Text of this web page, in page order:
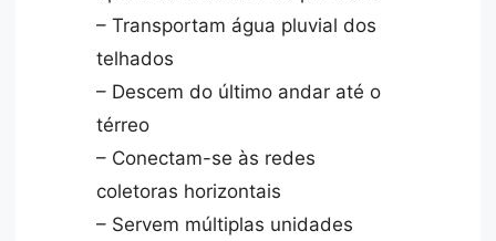
– Transportam água pluvial dos
telhados
– Descem do último andar até o
térreo
– Conectam-se às redes
coletoras horizontais
– Servem múltiplas unidades